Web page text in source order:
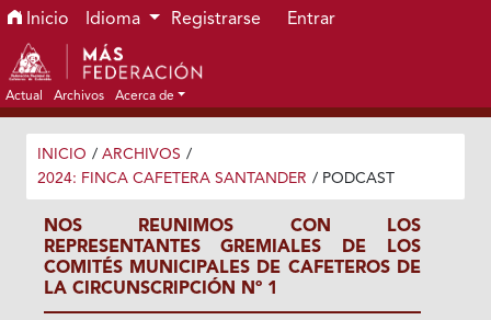
Ir al menú de navegación principal
Ir al contenido principal
Ir al pie de página del sitio
Inicio Idioma Registrarse Entrar
Actual Archivos Acerca de
INICIO / ARCHIVOS /
2024: FINCA CAFETERA SANTANDER / PODCAST
NOS REUNIMOS CON LOS
REPRESENTANTES GREMIALES DE LOS
COMITÉS MUNICIPALES DE CAFETEROS DE
LA CIRCUNSCRIPCIÓN Nº 1